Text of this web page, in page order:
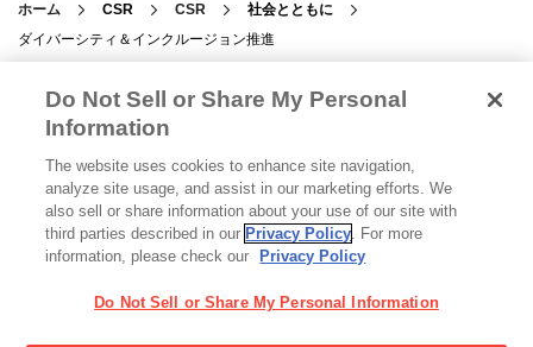
ホーム CSR CSR
社会とともに
ダイバーシティ＆インクルージョン推進
Glicoからの最新情報を受け取る
プライバシーポリシー ソーシャルメディアポリシー サイトマップ
Do Not Sell or Share My Personal
Information
The website uses cookies to enhance site navigation,
analyze site usage, and assist in our marketing efforts. We
also sell or share information about your use of our site with
third parties described in our Privacy Policy. For more
information, please check our
Privacy Policy
Do Not Sell or Share My Personal Information